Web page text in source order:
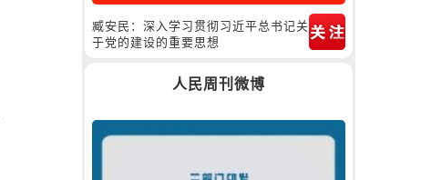
臧安民：深入学习贯彻习近平总书记关
于党的建设的重要思想
人民周刊微博